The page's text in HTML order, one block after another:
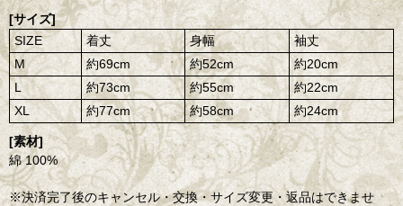
[サイズ]
SIZE
着丈 身幅
袖丈
M
約69cm 約52cm
約20cm
L
約73cm 約55cm
約22cm
XL
約77cm 約58cm 約24cm
[素材]
綿 100%
※決済完了後のキャンセル・交換・サイズ変更・返品はできませ